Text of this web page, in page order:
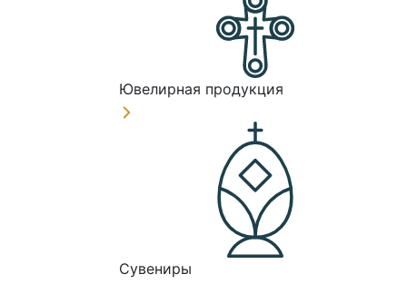
Ювелирная продукция
Сувениры